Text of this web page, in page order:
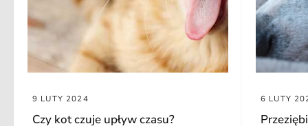
9 LUTY 2024
Czy kot czuje upływ czasu?
6 LUTY